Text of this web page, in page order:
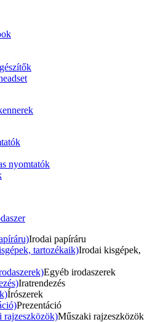
nyomtatók
Irodai papíráru
tartozékaik)Irodai kisgépek,
Egyéb irodaszerek
Iratrendezés
Írószerek
Prezentáció
rajzeszközök)Műszaki rajzeszközök